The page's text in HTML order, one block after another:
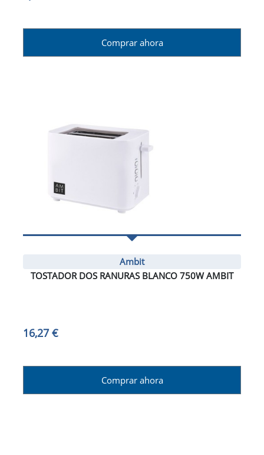
Comprar ahora
Ambit
TOSTADOR DOS RANURAS BLANCO 750W AMBIT
16,27 €
Comprar ahora